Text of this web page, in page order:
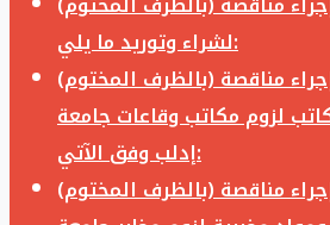
لشراء وتوريد ما يلي:
مناقصة (بالظرف المختوم)
لزوم مكاتب وقاعات جامعة
إدلب وفق الآتي:
مناقصة (بالظرف المختوم)